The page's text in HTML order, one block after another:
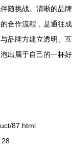
随挑战。清晰的品牌
合作流程，是通往成
品牌方建立透明、互
出属于自己的一杯好
87.html